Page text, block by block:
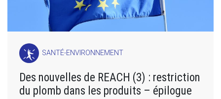
SANTÉ-ENVIRONNEMENT
Des nouvelles de REACH (3) : restriction
du plomb dans les produits – épilogue